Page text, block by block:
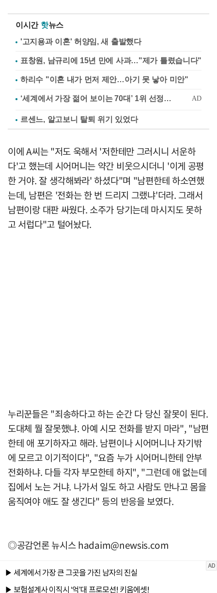
이시간 핫뉴스
'고지용과 이혼' 허양임, 새 출발했다
표창원, 남규리에 15년 만에 사과…"제가 틀렸습니다"
하리수 "이혼 내가 먼저 제안…아기 못 낳아 미안"
르센느, 알고보니 탈퇴 위기 있었다
이에 A씨는 "저도 욱해서 '저한테만 그러시니 서운하
다'고 했는데 시어머니는 약간 비웃으시더니 '이게 공평
한 거야. 잘 생각해봐라' 하셨다"며 "남편한테 하소연했
는데, 남편은 '전화는 한 번 드리지 그랬냐'더라. 그래서
남편이랑 대판 싸웠다. 소주가 당기는데 마시지도 못하
고 서럽다"고 털어놨다.
누리꾼들은 "죄송하다고 하는 순간 다 당신 잘못이 된다.
도대체 뭘 잘못했냐. 아예 시모 전화를 받지 마라", "남편
한테 애 포기하자고 해라. 남편이나 시어머니나 자기밖
에 모르고 이기적이다", "요즘 누가 시어머니한테 안부
전화하냐. 다들 각자 부모한테 하지", "그런데 애 없는데
집에서 노는 거냐. 나가서 일도 하고 사람도 만나고 몸을
움직여야 애도 잘 생긴다" 등의 반응을 보였다.
◎공감언론 뉴시스hadaim@newsis.com